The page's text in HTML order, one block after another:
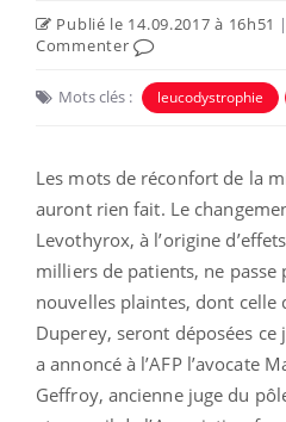
Publié le 14.09.2017 à 16h51
Commenter
Mots clés : leucodystrophie
Les mots de réconfort de la
auront rien fait. Le
Levothyrox, à l’origine
milliers de patients, ne passe
nouvelles plaintes, dont celle
Duperey, seront déposées
a annoncé à l’AFP l’avocate
Geffroy, ancienne juge du